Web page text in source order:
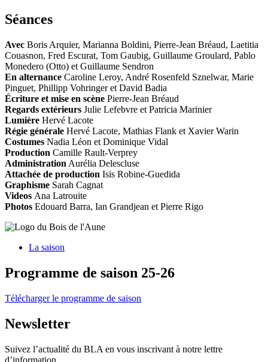
Séances
Avec Boris Arquier, Marianna Boldini, Pierre-Jean Bréaud, Laetitia
Couasnon, Fred Escurat, Tom Gaubig, Guillaume Groulard, Pablo
Monedero (Otto) et Guillaume Sendron
En alternance Caroline Leroy, André Rosenfeld Sznelwar, Marie
Pinguet, Phillipp Vohringer et David Badia
Écriture et mise en scène Pierre-Jean Bréaud
Regards extérieurs Julie Lefebvre et Patricia Marinier
Lumière Hervé Lacote
Régie générale Hervé Lacote, Mathias Flank et Xavier Warin
Costumes Nadia Léon et Dominique Vidal
Production Camille Rault-Verprey
Administration Aurélia Delescluse
Attachée de production Isis Robine-Guedida
Graphisme Sarah Cagnat
Videos Ana Latrouite
Photos Edouard Barra, Ian Grandjean et Pierre Rigo
La saison
Programme de saison 25-26
Télécharger le programme de saison
Newsletter
Suivez l’actualité du BLA en vous inscrivant à notre lettre
d’information